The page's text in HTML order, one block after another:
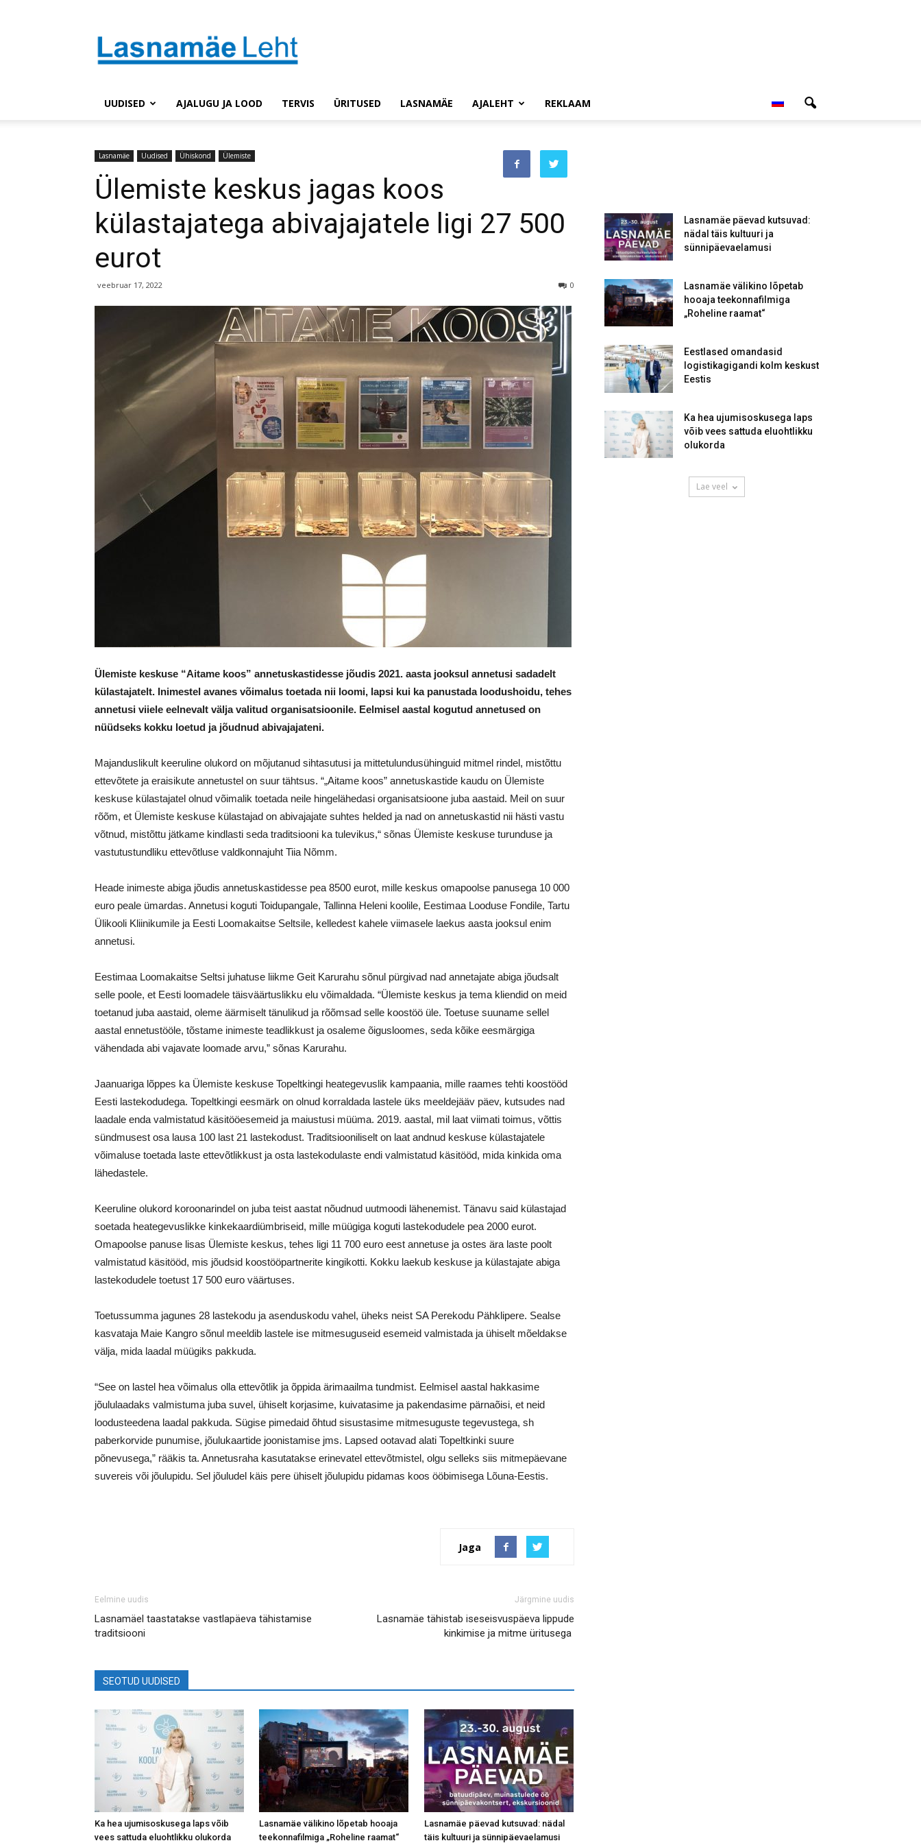
UUDISED AJALUGU JA LOOD TERVIS ÜRITUSED LASNAMÄE AJALEHT REKLAAM
Lasnamäe Uudised Ühiskond Ülemiste
Ülemiste keskus jagas koos
külastajatega abivajajatele ligi 27 500
eurot
veebruar 17, 2022 0
Ülemiste keskuse “Aitame koos” annetuskastidesse jõudis 2021. aasta jooksul annetusi sadadelt
külastajatelt. Inimestel avanes võimalus toetada nii loomi, lapsi kui ka panustada loodushoidu, tehes
annetusi viiele eelnevalt välja valitud organisatsioonile. Eelmisel aastal kogutud annetused on
nüüdseks kokku loetud ja jõudnud abivajajateni.
Majanduslikult keeruline olukord on mõjutanud sihtasutusi ja mittetulundusühinguid mitmel rindel, mistõttu
ettevõtete ja eraisikute annetustel on suur tähtsus. “„Aitame koos” annetuskastide kaudu on Ülemiste
keskuse külastajatel olnud võimalik toetada neile hingelähedasi organisatsioone juba aastaid. Meil on suur
rõõm, et Ülemiste keskuse külastajad on abivajajate suhtes helded ja nad on annetuskastid nii hästi vastu
võtnud, mistõttu jätkame kindlasti seda traditsiooni ka tulevikus,“ sõnas Ülemiste keskuse turunduse ja
vastutustundliku ettevõtluse valdkonnajuht Tiia Nõmm.
Heade inimeste abiga jõudis annetuskastidesse pea 8500 eurot, mille keskus omapoolse panusega 10 000
euro peale ümardas. Annetusi koguti Toidupangale, Tallinna Heleni koolile, Eestimaa Looduse Fondile, Tartu
Ülikooli Kliinikumile ja Eesti Loomakaitse Seltsile, kelledest kahele viimasele laekus aasta jooksul enim
annetusi.
Eestimaa Loomakaitse Seltsi juhatuse liikme Geit Karurahu sõnul pürgivad nad annetajate abiga jõudsalt
selle poole, et Eesti loomadele täisväärtuslikku elu võimaldada. “Ülemiste keskus ja tema kliendid on meid
toetanud juba aastaid, oleme äärmiselt tänulikud ja rõõmsad selle koostöö üle. Toetuse suuname sellel
aastal ennetustööle, tõstame inimeste teadlikkust ja osaleme õigusloomes, seda kõike eesmärgiga
vähendada abi vajavate loomade arvu,” sõnas Karurahu.
Jaanuariga lõppes ka Ülemiste keskuse Topeltkingi heategevuslik kampaania, mille raames tehti koostööd
Eesti lastekodudega. Topeltkingi eesmärk on olnud korraldada lastele üks meeldejääv päev, kutsudes nad
laadale enda valmistatud käsitööesemeid ja maiustusi müüma. 2019. aastal, mil laat viimati toimus, võttis
sündmusest osa lausa 100 last 21 lastekodust. Traditsiooniliselt on laat andnud keskuse külastajatele
võimaluse toetada laste ettevõtlikkust ja osta lastekodulaste endi valmistatud käsitööd, mida kinkida oma
lähedastele.
Keeruline olukord koroonarindel on juba teist aastat nõudnud uutmoodi lähenemist. Tänavu said külastajad
soetada heategevuslikke kinkekaardiümbriseid, mille müügiga koguti lastekodudele pea 2000 eurot.
Omapoolse panuse lisas Ülemiste keskus, tehes ligi 11 700 euro eest annetuse ja ostes ära laste poolt
valmistatud käsitööd, mis jõudsid koostööpartnerite kingikotti. Kokku laekub keskuse ja külastajate abiga
lastekodudele toetust 17 500 euro väärtuses.
Toetussumma jagunes 28 lastekodu ja asenduskodu vahel, üheks neist SA Perekodu Pähklipere. Sealse
kasvataja Maie Kangro sõnul meeldib lastele ise mitmesuguseid esemeid valmistada ja ühiselt mõeldakse
välja, mida laadal müügiks pakkuda.
“See on lastel hea võimalus olla ettevõtlik ja õppida ärimaailma tundmist. Eelmisel aastal hakkasime
jõululaadaks valmistuma juba suvel, ühiselt korjasime, kuivatasime ja pakendasime pärnaõisi, et neid
loodusteedena laadal pakkuda. Sügise pimedaid õhtud sisustasime mitmesuguste tegevustega, sh
paberkorvide punumise, jõulukaartide joonistamise jms. Lapsed ootavad alati Topeltkinki suure
põnevusega,” rääkis ta. Annetusraha kasutatakse erinevatel ettevõtmistel, olgu selleks siis mitmepäevane
suvereis või jõulupidu. Sel jõuludel käis pere ühiselt jõulupidu pidamas koos ööbimisega Lõuna-Eestis.
Jaga
Eelmine uudis
Lasnamäel taastatakse vastlapäeva tähistamise
traditsiooni
Järgmine uudis
Lasnamäe tähistab iseseisvuspäeva lippude
kinkimise ja mitme üritusega
SEOTUD UUDISED
Ka hea ujumisoskusega laps võib
vees sattuda eluohtlikku olukorda
Lasnamäe välikino lõpetab hooaja
teekonnafilmiga „Roheline raamat“
Lasnamäe päevad kutsuvad: nädal
täis kultuuri ja sünnipäevaelamusi
Lasnamäe päevad kutsuvad:
nädal täis kultuuri ja
sünnipäevaelamusi
Lasnamäe välikino lõpetab
hooaja teekonnafilmiga
„Roheline raamat“
Eestlased omandasid
logistikagigandi kolm keskust
Eestis
Ka hea ujumisoskusega laps
võib vees sattuda eluohtlikku
olukorda
Lae veel